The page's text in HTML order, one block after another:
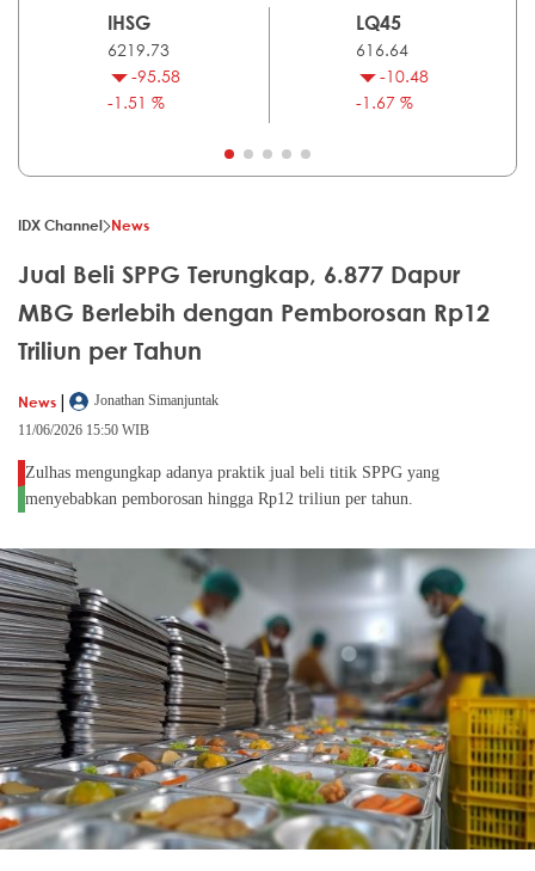
IHSG
6219.73
-95.58
-1.51 %
LQ45
616.64
-10.48
-1.67 %
IDX Channel News
Jual Beli SPPG Terungkap, 6.877 Dapur
MBG Berlebih dengan Pemborosan Rp12
Triliun per Tahun
News |
Jonathan Simanjuntak
11/06/2026 15:50 WIB
Zulhas mengungkap adanya praktik jual beli titik SPPG yang
menyebabkan pemborosan hingga Rp12 triliun per tahun.